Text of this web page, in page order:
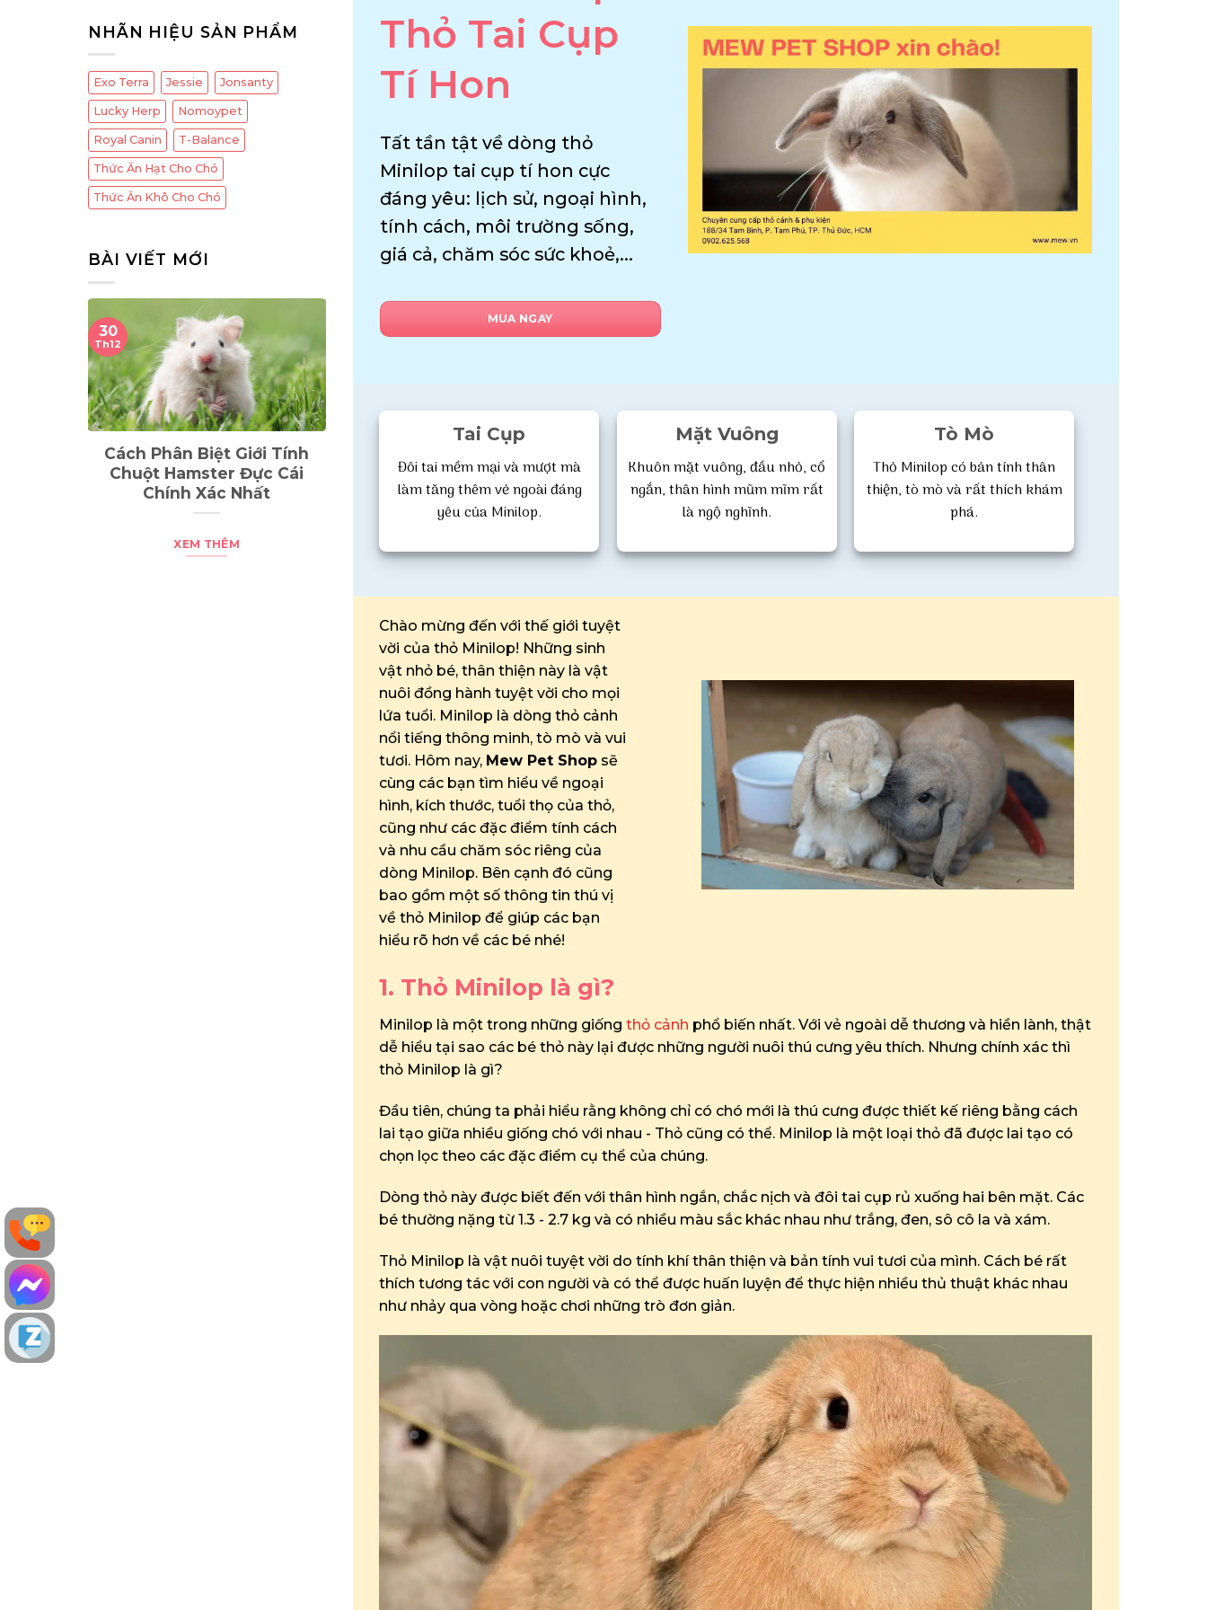
NHÃN HIỆU SẢN PHẨM
Exo Terra Jessie Jonsanty
Lucky Herp Nomoypet
Royal Canin T-Balance
Thức Ăn Hạt Cho Chó
Thức Ăn Khô Cho Chó
BÀI VIẾT MỚI
TOP 10 Dòng Sóc Bay Úc
Đẹp Nhất Trên Thế Giới
19
Th11
Nhiêu? Shop Bán Sóc Bay
Úc Uy Tín
08
Thủ Đức? Địa Chỉ Bán Sóc
Bay Úc Uy Tín
Sóc Bay Úc – Sugar Glider
Chính Xác Nhất
Thỏ Tai Cụp
Tí Hon
Tất tần tật về dòng thỏ
Minilop tai cụp tí hon cực
đáng yêu: lịch sử, ngoại hình,
tính cách, môi trường sống,
giá cả, chăm sóc sức khoẻ,...
MUA NGAY
Tai Cụp
Đôi tai mềm mại và mượt mà
làm tăng thêm vẻ ngoài đáng
yêu của Minilop.
Mặt Vuông
Khuôn mặt vuông, đầu nhỏ, cổ
ngắn, thân hình mũm mĩm rất
là ngộ nghĩnh.
Tò Mò
Thỏ Minilop có bản tính thân
thiện, tò mò và rất thích khám
phá.
Chào mừng đến với thế giới tuyệt
vời của thỏ Minilop! Những sinh
vật nhỏ bé, thân thiện này là vật
nuôi đồng hành tuyệt vời cho mọi
lứa tuổi. Minilop là dòng thỏ cảnh
nổi tiếng thông minh, tò mò và vui
tươi. Hôm nay, Mew Pet Shop sẽ
cùng các bạn tìm hiểu về ngoại
hình, kích thước, tuổi thọ của thỏ,
cũng như các đặc điểm tính cách
và nhu cầu chăm sóc riêng của
dòng Minilop. Bên cạnh đó cũng
bao gồm một số thông tin thú vị
về thỏ Minilop để giúp các bạn
hiểu rõ hơn về các bé nhé!
1. Thỏ Minilop là gì?
Minilop là một trong những giốngthỏ cảnh phổ biến nhất. Với vẻ ngoài dễ thương và hiền lành, thật
dễ hiểu tại sao các bé thỏ này lại được những người nuôi thú cưng yêu thích. Nhưng chính xác thì
thỏ Minilop là gì?
Đầu tiên, chúng ta phải hiểu rằng không chỉ có chó mới là thú cưng được thiết kế riêng bằng cách
lai tạo giữa nhiều giống chó với nhau - Thỏ cũng có thể. Minilop là một loại thỏ đã được lai tạo có
chọn lọc theo các đặc điểm cụ thể của chúng.
Dòng thỏ này được biết đến với thân hình ngắn, chắc nịch và đôi tai cụp rủ xuống hai bên mặt. Các
bé thường nặng từ 1.3 - 2.7 kg và có nhiều màu sắc khác nhau như trắng, đen, sô cô la và xám.
Thỏ Minilop là vật nuôi tuyệt vời do tính khí thân thiện và bản tính vui tươi của mình. Cách bé rất
thích tương tác với con người và có thể được huấn luyện để thực hiện nhiều thủ thuật khác nhau
như nhảy qua vòng hoặc chơi những trò đơn giản.